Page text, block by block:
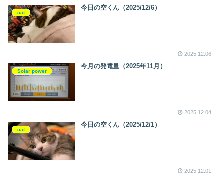
cat
今日の空くん（2025/12/6）
2025.12.06
Solar power
今月の発電量（2025年11月）
2025.12.04
cat
今日の空くん（2025/12/1）
2025.12.01